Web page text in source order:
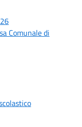
Comunale di